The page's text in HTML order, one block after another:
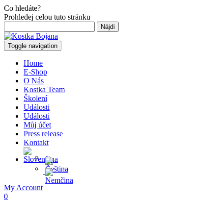
Co hledáte?
Prohledej celou tuto stránku
Toggle navigation
Home
E-Shop
O Nás
Kostka Team
Školení
Události
Události
Můj účet
Press release
Kontakt
My Account
0